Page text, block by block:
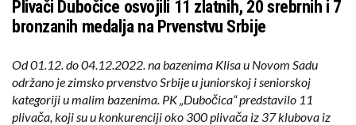
Plivači Dubočice osvojili 11 zlatnih, 20 srebrnih i 7
bronzanih medalja na Prvenstvu Srbije
Od 01.12. do 04.12.2022. na bazenima Klisa u Novom Sadu
održano je zimsko prvenstvo Srbije u juniorskoj i seniorskoj
kategoriji u malim bazenima. PK „Dubočica“ predstavilo 11
plivača, koji su u konkurenciji oko 300 plivača iz 37 klubova iz